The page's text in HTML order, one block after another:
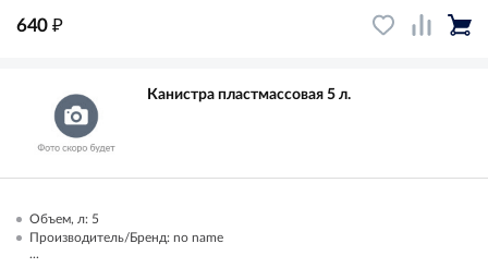
640 ₽
Канистра пластмассовая 5 л.
Объем, л: 5
Производитель/Бренд: no name
...